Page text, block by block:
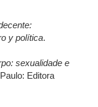
y política.
sexualidade e
Editora